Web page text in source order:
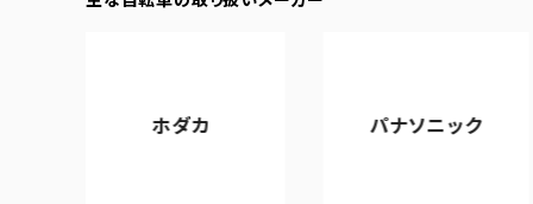
パナソニック